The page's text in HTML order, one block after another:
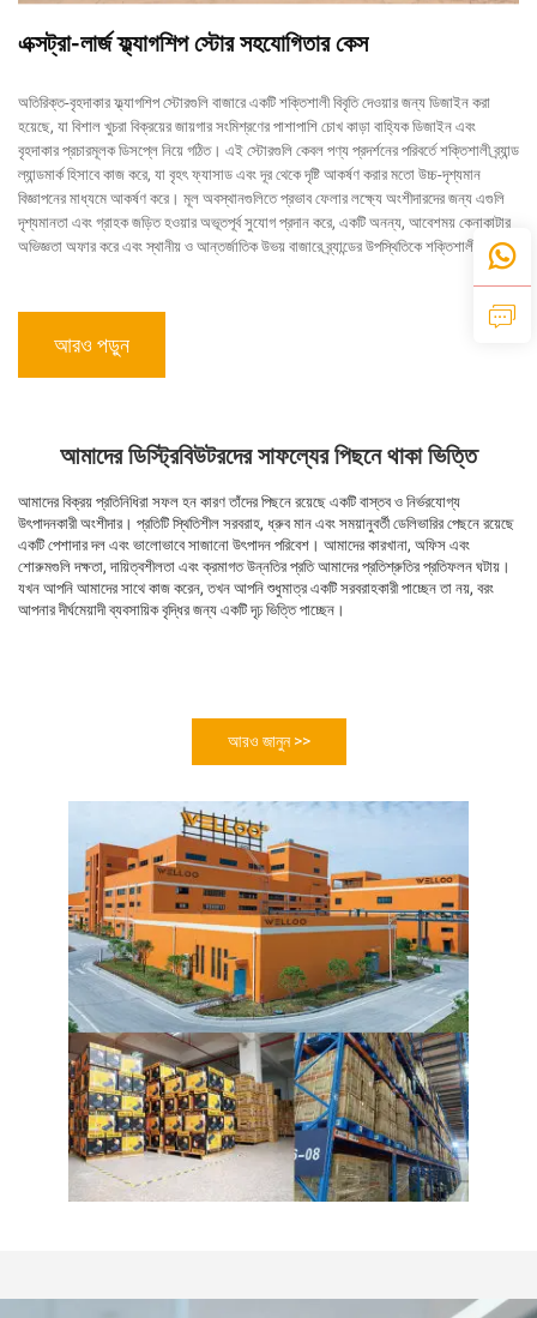
এক্সট্রা-লার্জ ফ্ল্যাগশিপ স্টোর সহযোগিতার কেস
অতিরিক্ত-বৃহদাকার ফ্ল্যাগশিপ স্টোরগুলি বাজারে একটি শক্তিশালী বিবৃতি দেওয়ার জন্য ডিজাইন করা
হয়েছে, যা বিশাল খুচরা বিক্রয়ের জায়গার সংমিশ্রণের পাশাপাশি চোখ কাড়া বাহ্যিক ডিজাইন এবং
বৃহদাকার প্রচারমূলক ডিসপ্লে নিয়ে গঠিত। এই স্টোরগুলি কেবল পণ্য প্রদর্শনের পরিবর্তে শক্তিশালী ব্র্যান্ড
ল্যান্ডমার্ক হিসাবে কাজ করে, যা বৃহৎ ফ্যাসাড এবং দূর থেকে দৃষ্টি আকর্ষণ করার মতো উচ্চ-দৃশ্যমান
বিজ্ঞাপনের মাধ্যমে আকর্ষণ করে। মূল অবস্থানগুলিতে প্রভাব ফেলার লক্ষ্যে অংশীদারদের জন্য এগুলি
দৃশ্যমানতা এবং গ্রাহক জড়িত হওয়ার অভূতপূর্ব সুযোগ প্রদান করে, একটি অনন্য, আবেশময় কেনাকাটার
অভিজ্ঞতা অফার করে এবং স্থানীয় ও আন্তর্জাতিক উভয় বাজারে ব্র্যান্ডের উপস্থিতিকে শক্তিশালী করে।
আরও পড়ুন
আমাদের ডিস্ট্রিবিউটরদের সাফল্যের পিছনে থাকা ভিত্তি
আমাদের বিক্রয় প্রতিনিধিরা সফল হন কারণ তাঁদের পিছনে রয়েছে একটি বাস্তব ও নির্ভরযোগ্য
উৎপাদনকারী অংশীদার। প্রতিটি স্থিতিশীল সরবরাহ, ধ্রুব মান এবং সময়ানুবর্তী ডেলিভারির পেছনে রয়েছে
একটি পেশাদার দল এবং ভালোভাবে সাজানো উৎপাদন পরিবেশ। আমাদের কারখানা, অফিস এবং
শোরুমগুলি দক্ষতা, দায়িত্বশীলতা এবং ক্রমাগত উন্নতির প্রতি আমাদের প্রতিশ্রুতির প্রতিফলন ঘটায়।
যখন আপনি আমাদের সাথে কাজ করেন, তখন আপনি শুধুমাত্র একটি সরবরাহকারী পাচ্ছেন তা নয়, বরং
আপনার দীর্ঘমেয়াদী ব্যবসায়িক বৃদ্ধির জন্য একটি দৃঢ় ভিত্তি পাচ্ছেন।
আরও জানুন >>